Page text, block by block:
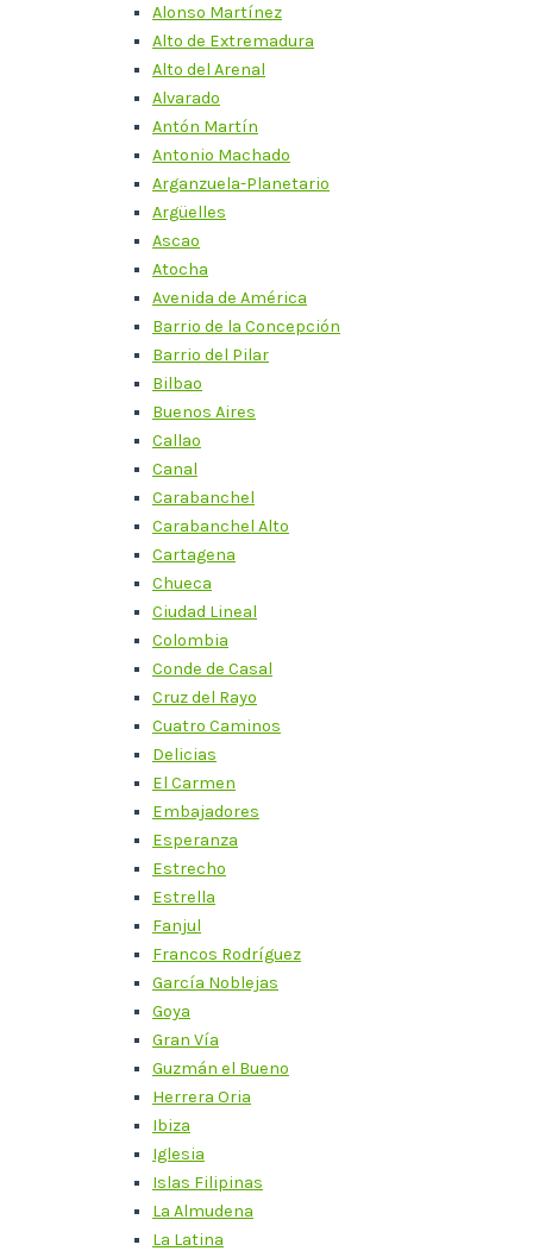
Alonso Martínez
Alto de Extremadura
Alto del Arenal
Alvarado
Antón Martín
Antonio Machado
Arganzuela-Planetario
Argüelles
Ascao
Atocha
Avenida de América
Barrio de la Concepción
Barrio del Pilar
Bilbao
Buenos Aires
Callao
Canal
Carabanchel
Carabanchel Alto
Cartagena
Chueca
Ciudad Lineal
Colombia
Conde de Casal
Cruz del Rayo
Cuatro Caminos
Delicias
El Carmen
Embajadores
Esperanza
Estrecho
Estrella
Fanjul
Francos Rodríguez
García Noblejas
Goya
Gran Vía
Guzmán el Bueno
Herrera Oria
Ibiza
Iglesia
Islas Filipinas
La Almudena
La Latina